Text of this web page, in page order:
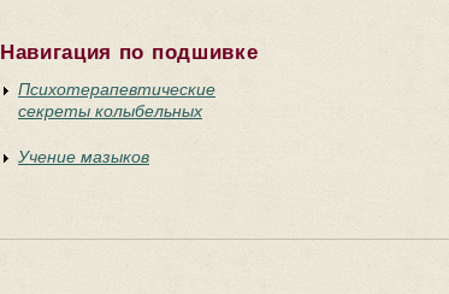
Навигация по подшивке
Психотерапевтические
секреты колыбельных
Учение мазыков